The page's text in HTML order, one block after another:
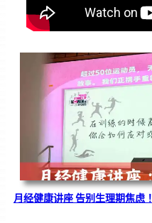
月经健康讲座 告别生理期焦虑！